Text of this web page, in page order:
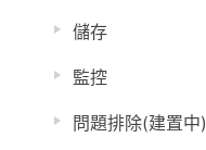
儲存
監控
問題排除(建置中)